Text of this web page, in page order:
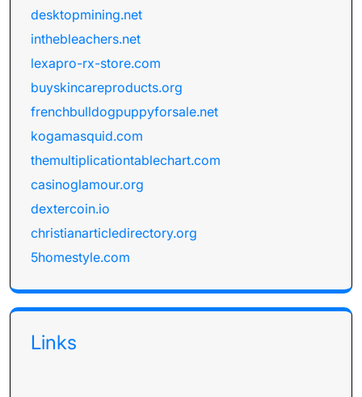
desktopmining.net
inthebleachers.net
lexapro-rx-store.com
buyskincareproducts.org
frenchbulldogpuppyforsale.net
kogamasquid.com
themultiplicationtablechart.com
casinoglamour.org
dextercoin.io
christianarticledirectory.org
5homestyle.com
Links